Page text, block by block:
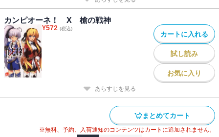
カンピオーネ！ X 槍の戦神
¥572 (税込)
カートに入れる
試し読み
お気に入り
あらすじを見る
まとめてカート
※無料、予約、入荷通知のコンテンツはカートに追加されません。